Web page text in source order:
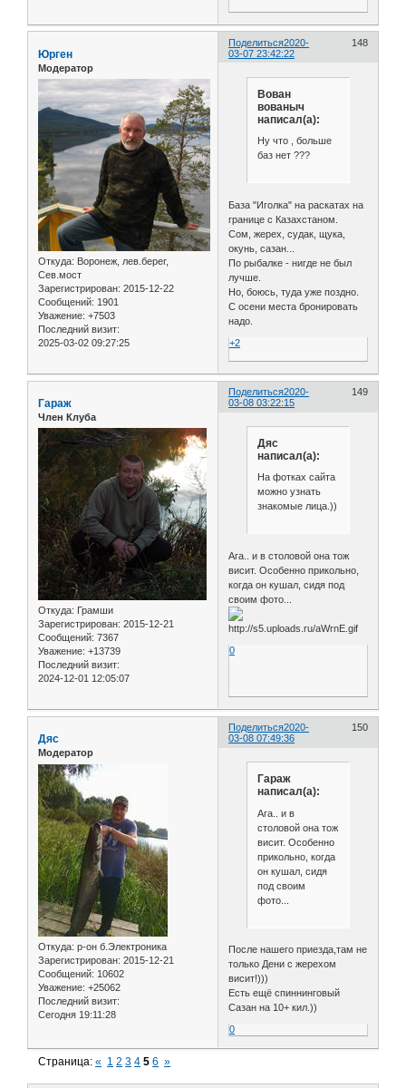
Поделиться 148
2020-
03-07 23:42:22
Юрген
Модератор
Откуда: Воронеж, лев.берег,
Сев.мост
Зарегистрирован: 2015-12-22
Сообщений: 1901
Уважение: +7503
Последний визит:
2025-03-02 09:27:25
Вован
вованыч
написал(а):
Ну что , больше
баз нет ???
База "Иголка" на раскатах на
границе с Казахстаном.
Сом, жерех, судак, щука,
окунь, сазан...
По рыбалке - нигде не был
лучше.
Но, боюсь, туда уже поздно.
С осени места бронировать
надо.
+2
Поделиться 149
2020-
03-08 03:22:15
Гараж
Член Клуба
Откуда: Грамши
Зарегистрирован: 2015-12-21
Сообщений: 7367
Уважение: +13739
Последний визит:
2024-12-01 12:05:07
Дяс
написал(а):
На фотках сайта
можно узнать
знакомые лица.))
Ага.. и в столовой она тож
висит. Особенно прикольно,
когда он кушал, сидя под
своим фото...
0
Поделиться 150
2020-
03-08 07:49:36
Дяс
Модератор
Откуда: р-он б.Электроника
Зарегистрирован: 2015-12-21
Сообщений: 10602
Уважение: +25062
Последний визит:
Сегодня 19:11:28
Гараж
написал(а):
Ага.. и в
столовой она тож
висит. Особенно
прикольно, когда
он кушал, сидя
под своим
фото...
После нашего приезда,там не
только Дени с жерехом
висит!)))
Есть ещё спиннинговый
Сазан на 10+ кил.))
0
Страница:« 1 2 3 4 5 6 »